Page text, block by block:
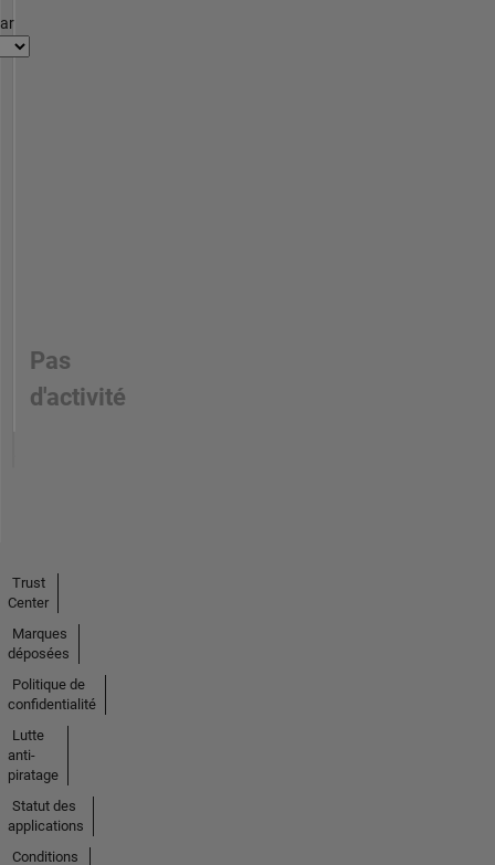
Pas
d'activité
Trust
Center
Marques
déposées
Politique de
confidentialité
Lutte
anti-
piratage
Statut des
applications
Conditions